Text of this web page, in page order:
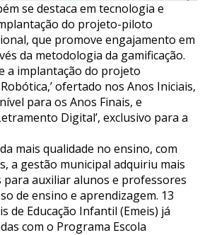
se destaca em tecnologia e
do projeto-piloto
que promove engajamento em
da metodologia da gamificação.
a implantação do projeto
ofertado nos Anos Iniciais,
para os Anos Finais, e
Digital’, exclusivo para a
mais qualidade no ensino, com
a gestão municipal adquiriu mais
auxiliar alunos e professores
de ensino e aprendizagem. 13
de Educação Infantil (Emeis) já
com o Programa Escola